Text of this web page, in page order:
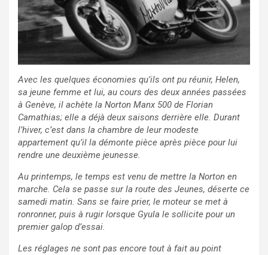
Avec les quelques économies qu’ils ont pu réunir, Helen,
sa jeune femme et lui, au cours des deux années passées
à Genève, il achète la Norton Manx 500 de Florian
Camathias; elle a déjà deux saisons derrière elle. Durant
l’hiver, c’est dans la chambre de leur modeste
appartement qu’il la démonte pièce après pièce pour lui
rendre une deuxième jeunesse.
Au printemps, le temps est venu de mettre la Norton en
marche. Cela se passe sur la route des Jeunes, déserte ce
samedi matin. Sans se faire prier, le moteur se met à
ronronner, puis à rugir lorsque Gyula le sollicite pour un
premier galop d’essai.
Les réglages ne sont pas encore tout à fait au point